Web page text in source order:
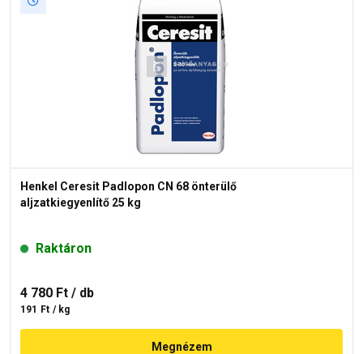
Henkel Ceresit Padlopon CN 68 önterülő
aljzatkiegyenlítő 25 kg
Raktáron
4 780 Ft / db
191 Ft / kg
Megnézem